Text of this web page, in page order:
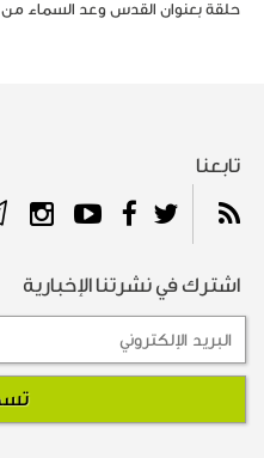
حلقة بعنوان القدس وعد السماء من
تابعنا
اشترك في نشرتنا الإخبارية